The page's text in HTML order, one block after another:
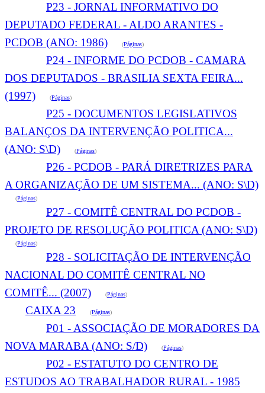
P23 - JORNAL INFORMATIVO DO
DEPUTADO FEDERAL - ALDO ARANTES -
PCDOB (ANO: 1986) (Páginas)
P24 - INFORME DO PCDOB - CAMARA
DOS DEPUTADOS - BRASILIA SEXTA FEIRA...
(1997) (Páginas)
P25 - DOCUMENTOS LEGISLATIVOS
BALANÇOS DA INTERVENÇÃO POLITICA...
(ANO: S\D) (Páginas)
P26 - PCDOB - PARÁ DIRETRIZES PARA
A ORGANIZAÇÃO DE UM SISTEMA... (ANO: S\D)
(Páginas)
P27 - COMITÊ CENTRAL DO PCDOB -
PROJETO DE RESOLUÇÃO POLITICA (ANO: S\D)
(Páginas)
P28 - SOLICITAÇÃO DE INTERVENÇÃO
NACIONAL DO COMITÊ CENTRAL NO
COMITÊ... (2007) (Páginas)
CAIXA 23 (Páginas)
P01 - ASSOCIAÇÃO DE MORADORES DA
NOVA MARABA (ANO: S/D) (Páginas)
P02 - ESTATUTO DO CENTRO DE
ESTUDOS AO TRABALHADOR RURAL - 1985